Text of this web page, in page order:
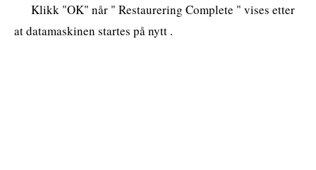
Klikk "OK" når " Restaurering Complete " vises etter
at datamaskinen startes på nytt .